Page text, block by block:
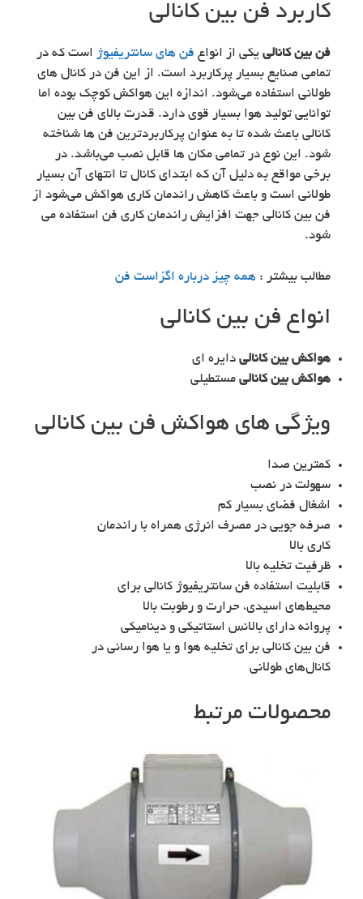
کاربرد فن بین کانالی
فن بین کانالی یکی از انواع فن های سانتریفیوژ است که در
تمامی صنایع بسیار پرکاربرد است. از این فن در کانال های
طولانی استفاده می‌شود. اندازه این هواکش کوچک بوده اما
توانایی تولید هوا بسیار قوی دارد. قدرت بالای فن بین
کانالی باعث شده تا به عنوان پرکاربردترین فن ها شناخته
شود. این نوع در تمامی مکان ها قابل نصب می‌باشد. در
برخی مواقع به دلیل آن که ابتدای کانال تا انتهای آن بسیار
طولانی است و باعث کاهش راندمان کاری هواکش می‌شود از
فن بین کانالی جهت افزایش راندمان کاری فن استفاده می
شود.
مطالب بیشتر : همه چیز درباره اگزاست فن
انواع فن بین کانالی
هواکش بین کانالی دایره ای
هواکش بین کانالی مستطیلی
ویژگی های هواکش فن بین کانالی
کمترین صدا
سهولت در نصب
اشغال فضای بسیار کم
صرفه جویی در مصرف انرژی همراه با راندمان
کاری بالا
ظرفیت تخلیه بالا
قابلیت استفاده فن سانتریفیوژ کانالی برای
محیط‌های اسیدی، حرارت و رطوبت بالا
پروانه دارای بالانس استاتیکی و دینامیکی
فن بین کانالی برای تخلیه هوا و یا هوا رسانی در
کانال‌های طولانی
محصولات مرتبط